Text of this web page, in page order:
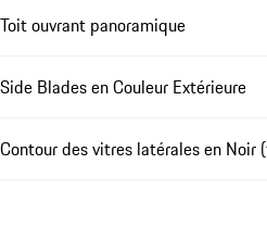
Toit ouvrant panoramique
Side Blades en Couleur Extérieure
Contour des vitres latérales en